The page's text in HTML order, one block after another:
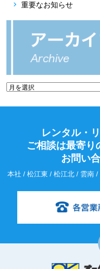
重要なお知らせ
レンタル・
ご相談は最寄り
お問い
本社 / 松江東 / 松江北 / 雲南